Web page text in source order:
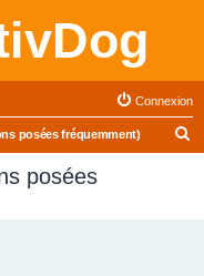
Connexion
posées fréquemment)
posées